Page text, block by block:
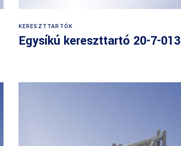
KERESZTTARTÓK
Egysíkú kereszttartó 20-7-013